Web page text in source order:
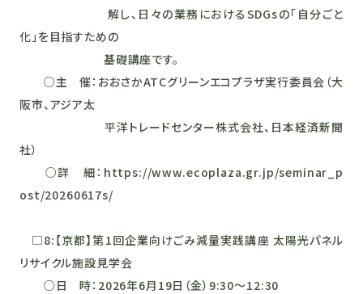
解し、日々の業務におけるSDGsの「自分ごと
化」を目指すための
基礎講座です。
○主 催：おおさかATCグリーンエコプラザ実行委員会（大
阪市、アジア太
平洋トレードセンター株式会社、日本経済新聞
社）
○詳 細：https://www.ecoplaza.gr.jp/seminar_p
ost/20260617s/
□8:【京都】第1回企業向けごみ減量実践講座 太陽光パネル
リサイクル施設見学会
○日 時：2026年6月19日（金）9:30～12:30